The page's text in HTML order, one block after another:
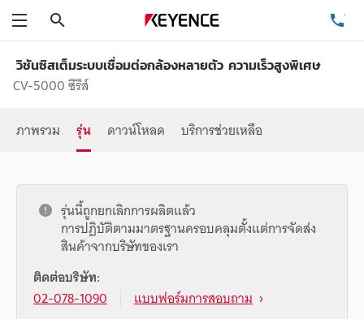
วิชันซิสเต็มระบบเชื่อมต่อกล้องหลายตัว ความเร็วสูงพิเศษ
CV-5000 ซีรีส์
ภาพรวม
รุ่น ดาวน์โหลด บริการช่วยเหลือ
รุ่นนี้ถูกยกเลิกการผลิตแล้ว
การปฏิบัติตามมาตรฐานครอบคลุมตั้งแต่การจัดส่ง
สินค้าจากบริษัทของเรา
ติดต่อบริษัท:
02-078-1090
แบบฟอร์มการสอบถาม